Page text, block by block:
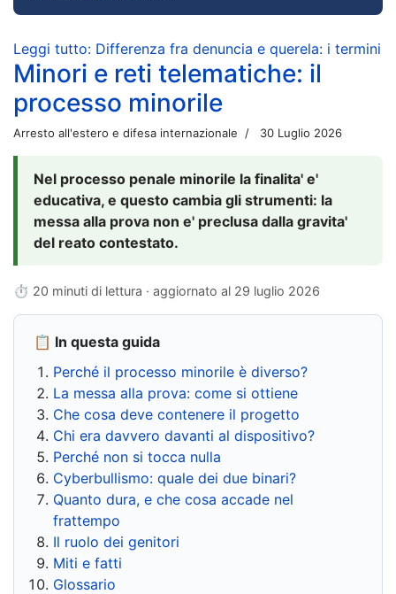
Leggi tutto: Differenza fra denuncia e querela: i termini
Minori e reti telematiche: il
processo minorile
Arresto all'estero e difesa internazionale 30 Luglio 2026
Nel processo penale minorile la finalita' e'
educativa, e questo cambia gli strumenti: la
messa alla prova non e' preclusa dalla gravita'
del reato contestato.
⏱ 20 minuti di lettura · aggiornato al 29 luglio 2026
📋 In questa guida
Perché il processo minorile è diverso?
La messa alla prova: come si ottiene
Che cosa deve contenere il progetto
Chi era davvero davanti al dispositivo?
Perché non si tocca nulla
Cyberbullismo: quale dei due binari?
Quanto dura, e che cosa accade nel
frattempo
Il ruolo dei genitori
Miti e fatti
Glossario